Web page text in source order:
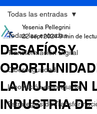
Todas las entradas
Transformación Digital
Ciberseguridad
Innovación empresarial
Estrategias de
Todas las entradas
DESAFÍOS Y
LA MUJER EN
INDUSTRIA DE
Yesenia Pellegrini
22 sept 2024 9 min de